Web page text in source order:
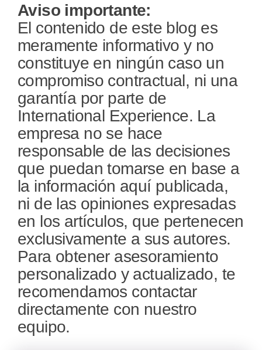
Aviso importante:
El contenido de este blog es
meramente informativo y no
constituye en ningún caso un
compromiso contractual, ni una
garantía por parte de
International Experience. La
empresa no se hace
responsable de las decisiones
que puedan tomarse en base a
la información aquí publicada,
ni de las opiniones expresadas
en los artículos, que pertenecen
exclusivamente a sus autores.
Para obtener asesoramiento
personalizado y actualizado, te
recomendamos contactar
directamente con nuestro
equipo.